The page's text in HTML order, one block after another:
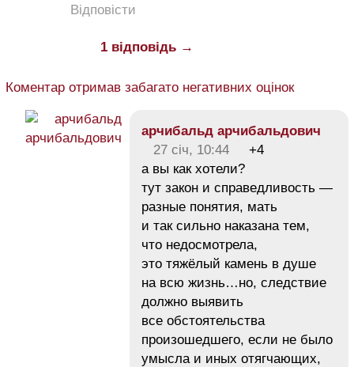
Відповісти
1 відповідь →
Коментар отримав забагато негативних оцінок
арчибальд арчибальдович
27 січ, 10:44
+4
а вы как хотели?
тут закон и справедливость —
разные понятия, мать
и так сильно наказана тем,
что недосмотрела,
это тяжёлый камень в душе
на всю жизнь…но, следствие
должно выявить
все обстоятельства
произошедшего, если не было
умысла и иных отягчающих,